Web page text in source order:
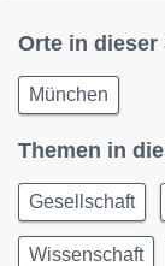
Orte in dieser
München
Themen in
Gesellschaft
Wissenschaft